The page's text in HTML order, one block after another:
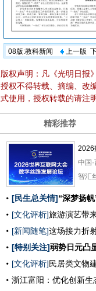
08版:教科新闻 上一版
版权声明：凡《光明日报
授权不得转载、摘编、改
式使用，授权转载的请注